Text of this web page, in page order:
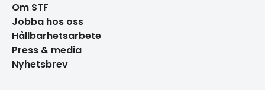
Om STF
Jobba hos oss
Hållbarhetsarbete
Press & media
Nyhetsbrev